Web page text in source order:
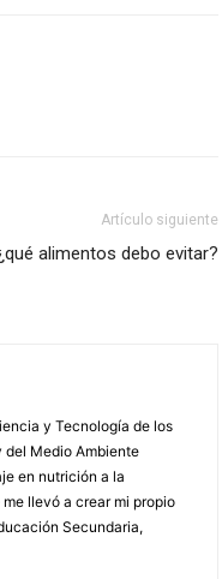
Artículo siguiente
alimentos debo evitar?
y Tecnología de los
del Medio Ambiente
en nutrición a la
llevó a crear mi propio
Secundaria,